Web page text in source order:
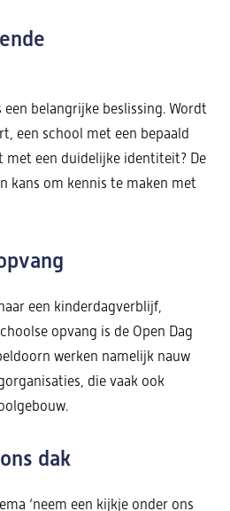
een belangrijke beslissing. Wordt
een school met een bepaald
met een duidelijke identiteit? De
kans om kennis te maken met
een kinderdagverblijf,
opvang is de Open Dag
werken namelijk nauw
die vaak ook
dak
‘neem een kijkje onder ons